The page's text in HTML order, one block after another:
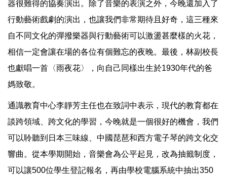
器很難得的協奏演出。除了音樂的表演之外，今晚還加入了
行動藝術戲劇的演出，也讓我們非常期待且好奇，這三種來
自不同文化的彈撥樂器與行動藝術可以激盪甚麼樣的火花，
相信一定會讓在場的各位有個難忘的夜晚。最後，林副校長
也獻唱一首〈雨夜花〉，向自己同樣出生於1930年代的爸
媽致敬。
通識教育中心李靜芳主任也在致詞中表示，現代的教育都在
談跨領域、跨文化的學習，今晚就是一個很好的機會，我們
可以聆聽到日本三味線、中國琵琶和西方電子琴的跨文化交
響曲。從本學期開始，音樂會為公平起見，改為抽籤制度，
可以讓500位學生登記報名，再由學校電腦系統中抽出350